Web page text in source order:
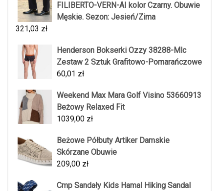
FILIBERTO-VERN-AI kolor Czarny. Obuwie
Męskie. Sezon: Jesień/Zima
321,03 zł
Henderson Bokserki Ozzy 38288-Mlc
Zestaw 2 Sztuk Grafitowo-Pomarańczowe
60,01 zł
Weekend Max Mara Golf Visino 53660913
Beżowy Relaxed Fit
1039,00 zł
Beżowe Półbuty Artiker Damskie
Skórzane Obuwie
209,00 zł
Cmp Sandały Kids Hamal Hiking Sandal